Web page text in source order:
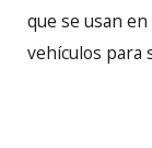
que se usan
vehículos para